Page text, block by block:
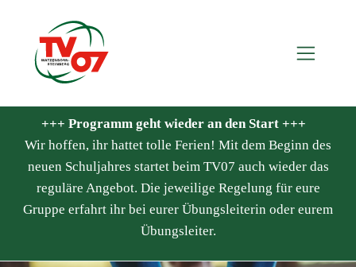
+++ Programm geht wieder an den Start +++
Wir hoffen, ihr hattet tolle Ferien! Mit dem Beginn des
neuen Schuljahres startet beim TV07 auch wieder das
reguläre Angebot. Die jeweilige Regelung für eure
Gruppe erfahrt ihr bei eurer Übungsleiterin oder eurem
Übungsleiter.